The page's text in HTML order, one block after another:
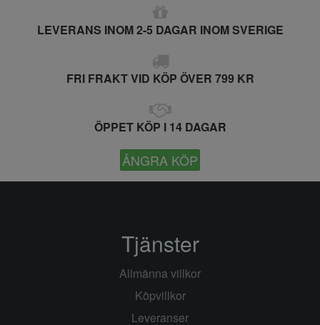
LEVERANS INOM 2-5 DAGAR INOM SVERIGE
FRI FRAKT VID KÖP ÖVER 799 KR
ÖPPET KÖP I 14 DAGAR
ÅNGRA KÖP
Tjänster
Allmänna villkor
Köpvillkor
Leveranser